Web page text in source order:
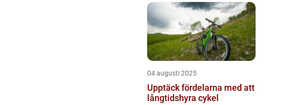
04 augusti 2025
Upptäck fördelarna med att
långtidshyra cykel